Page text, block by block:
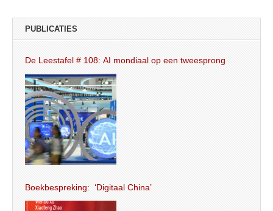
PUBLICATIES
De Leestafel # 108: AI mondiaal op een tweesprong
Boekbespreking: ‘Digitaal China’